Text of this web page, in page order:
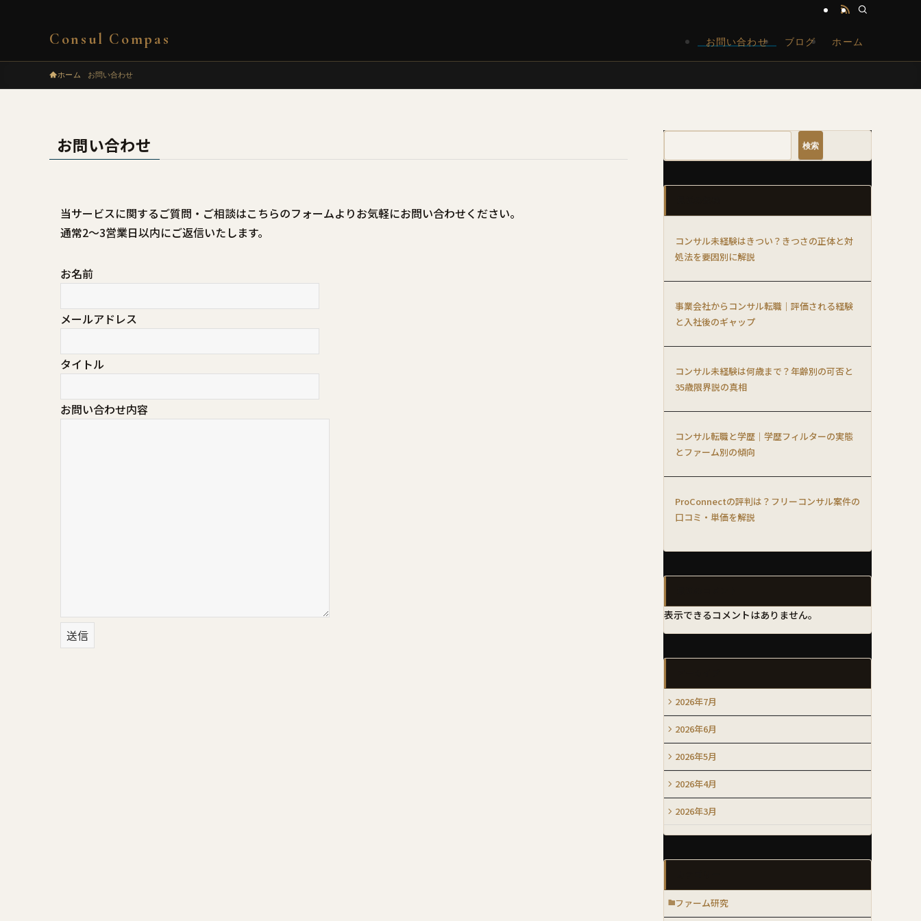
Consul Compas お問い合わせ ブログ ホーム
ホーム お問い合わせ
お問い合わせ
当サービスに関するご質問・ご相談はこちらのフォームよりお気軽にお問い合わせください。
通常2〜3営業日以内にご返信いたします。
お名前
メールアドレス
タイトル
お問い合わせ内容
検索
コンサル未経験はきつい？きつさの正体と対
処法を要因別に解説
事業会社からコンサル転職｜評価される経験
と入社後のギャップ
コンサル未経験は何歳まで？年齢別の可否と
35歳限界説の真相
コンサル転職と学歴｜学歴フィルターの実態
とファーム別の傾向
ProConnectの評判は？フリーコンサル案件の
口コミ・単価を解説
表示できるコメントはありません。
2026年7月
2026年6月
2026年5月
2026年4月
2026年3月
ファーム研究